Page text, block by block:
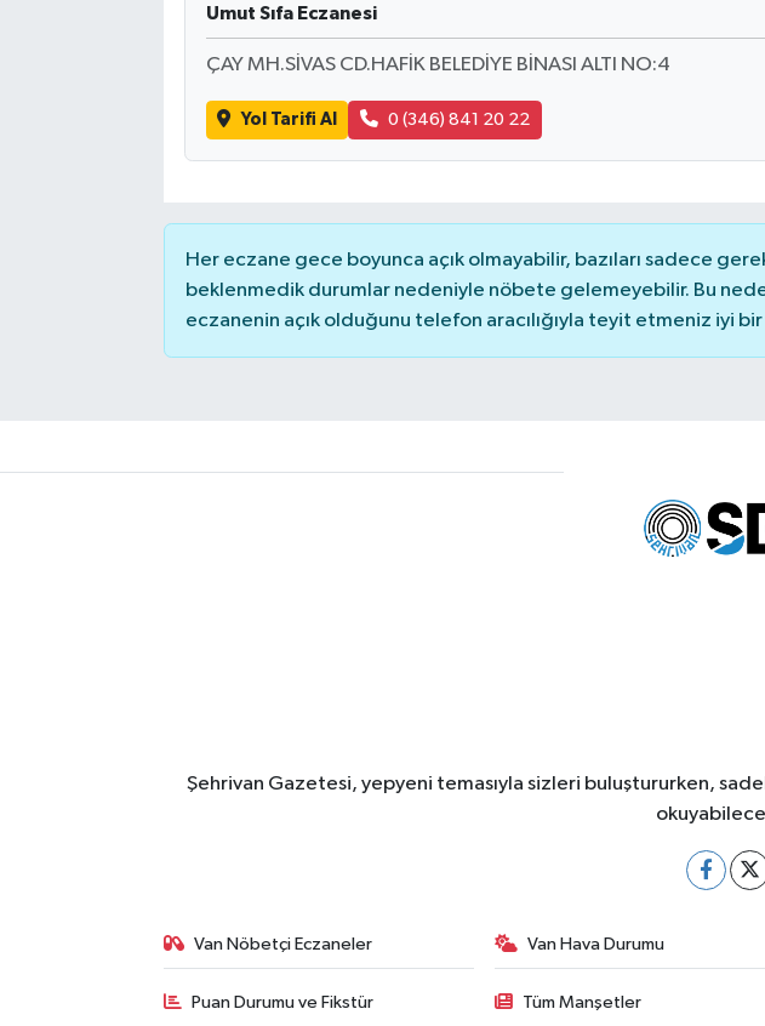
Umut Sıfa Eczanesi
ÇAY MH.SİVAS CD.HAFİK BELEDİYE BİNASI ALTI NO:4
Yol Tarifi Al 0 (346) 841 20 22
Her eczane gece boyunca açık olmayabilir, bazıları sadece
beklenmedik durumlar nedeniyle nöbete gelemeyebilir. Bu
eczanenin açık olduğunu telefon aracılığıyla teyit etmeniz iyi bir
Şehrivan Gazetesi, yepyeni temasıyla sizleri buluştururken,
Van Nöbetçi Eczaneler Van Hava Durumu
Puan Durumu ve Fikstür Tüm Manşetler